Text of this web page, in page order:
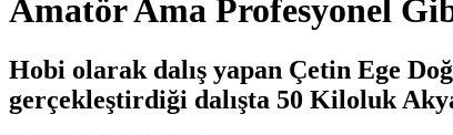
Amatör Ama Profesyonel
Hobi olarak dalış yapan Çetin Ege
gerçekleştirdiği dalışta 50 Kiloluk